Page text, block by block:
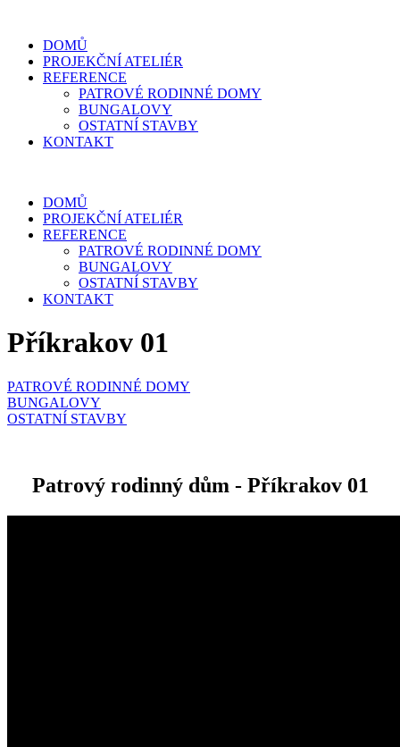
DOMŮ
PROJEKČNÍ ATELIÉR
REFERENCE
PATROVÉ RODINNÉ DOMY
BUNGALOVY
OSTATNÍ STAVBY
KONTAKT
DOMŮ
PROJEKČNÍ ATELIÉR
REFERENCE
PATROVÉ RODINNÉ DOMY
BUNGALOVY
OSTATNÍ STAVBY
KONTAKT
Příkrakov 01
PATROVÉ RODINNÉ DOMY
BUNGALOVY
OSTATNÍ STAVBY
Patrový rodinný dům - Příkrakov 01